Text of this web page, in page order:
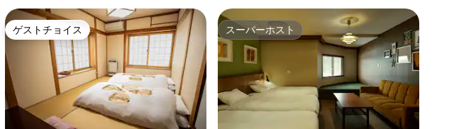
ゲストチョイス
ゲストチョイス スーパーホスト
スーパーホスト